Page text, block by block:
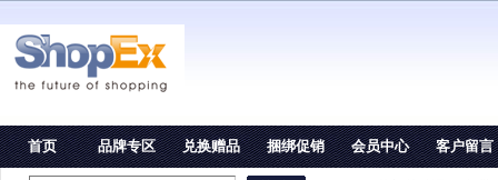
首页 品牌专区 兑换赠品 捆绑促销 会员中心 客户留言